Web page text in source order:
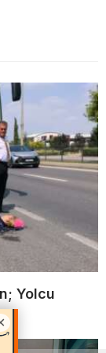
Yolcu